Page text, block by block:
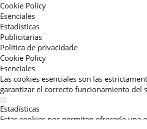
Cookie Policy
Esenciales
Estadísticas
Publicitarias
Política de privacidade
Cookie Policy
Esenciales
Las cookies esenciales son las
garantizar el correcto funcionamiento del
Estadísticas
Estas cookies nos permiten ofrecerle una